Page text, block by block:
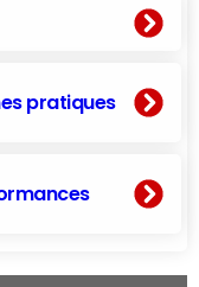
pratiques